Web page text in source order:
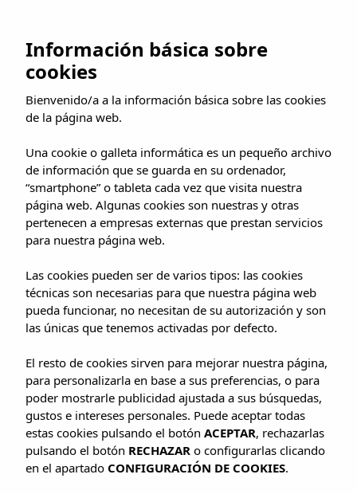
contenido
Destinos
Descubre las maravillas de
las Islas Baleares y Canarias
Descubre Mallorca, Ibiza y Gran Canaria,
tres destinos increíbles que no te puedes
perder.
Información básica sobre
cookies
Bienvenido/a a la información básica sobre las cookies
de la página web.
Una cookie o galleta informática es un pequeño archivo
de información que se guarda en su ordenador,
“smartphone” o tableta cada vez que visita nuestra
página web. Algunas cookies son nuestras y otras
pertenecen a empresas externas que prestan servicios
para nuestra página web.
Las cookies pueden ser de varios tipos: las cookies
técnicas son necesarias para que nuestra página web
pueda funcionar, no necesitan de su autorización y son
las únicas que tenemos activadas por defecto.
El resto de cookies sirven para mejorar nuestra página,
para personalizarla en base a sus preferencias, o para
poder mostrarle publicidad ajustada a sus búsquedas,
gustos e intereses personales. Puede aceptar todas
estas cookies pulsando el botón ACEPTAR, rechazarlas
pulsando el botón RECHAZAR o configurarlas clicando
en el apartado CONFIGURACIÓN DE COOKIES.